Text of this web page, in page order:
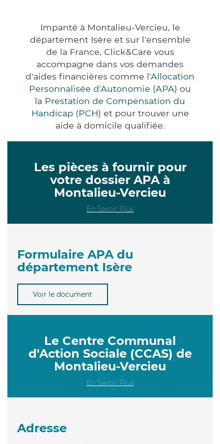
Impanté à Montalieu-Vercieu, le
département Isère et sur l'ensemble
de la France, Click&Care vous
accompagne dans vos demandes
d'aides financières comme l'Allocation
Personnalisée d'Autonomie (APA) ou
la Prestation de Compensation du
Handicap (PCH) et pour trouver une
aide à domicile qualifiée.
Les pièces à fournir pour
votre dossier APA à
Montalieu-Vercieu
En Savoir Plus
Formulaire APA du
département Isère
Voir le document
Le Centre Communal
d'Action Sociale (CCAS) de
Montalieu-Vercieu
En Savoir Plus
Adresse